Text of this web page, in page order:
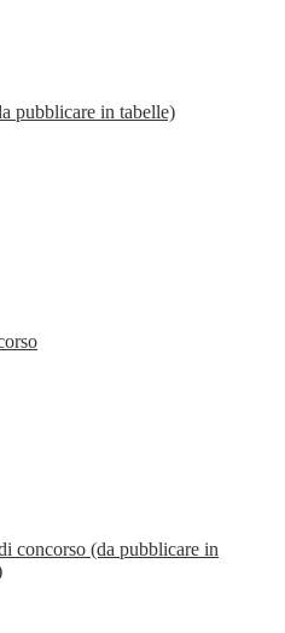
pubblicare in tabelle)
concorso (da pubblicare in